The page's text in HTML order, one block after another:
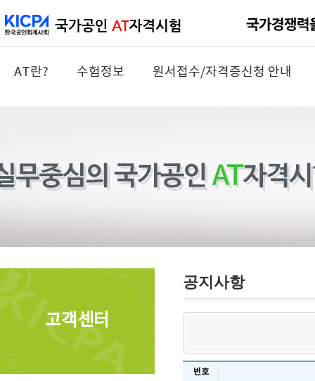
AT란? 수험정보 원서접수/자격증신청 안내
고객센터
공지사항
번호